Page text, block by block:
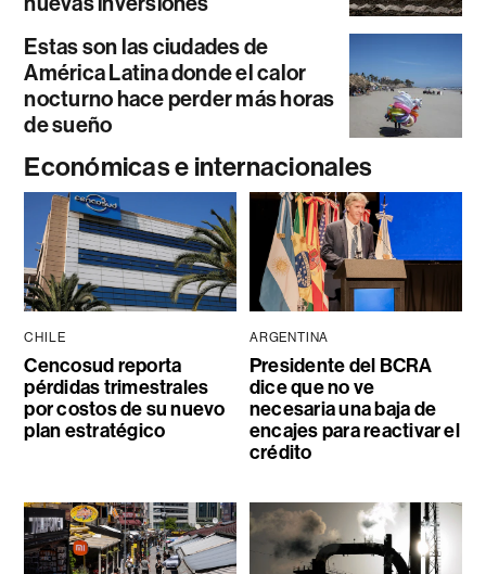
Estas son las ciudades de
América Latina donde el calor
nocturno hace perder más horas
de sueño
Económicas e internacionales
CHILE
Cencosud reporta
pérdidas trimestrales
por costos de su nuevo
plan estratégico
ARGENTINA
Presidente del BCRA
dice que no ve
necesaria una baja de
encajes para reactivar el
crédito